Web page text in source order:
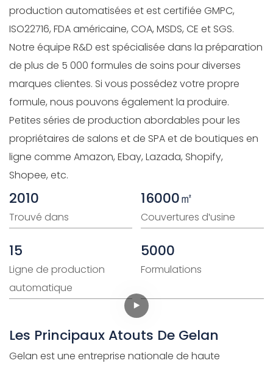
production automatisées et est certifiée GMPC,
ISO22716, FDA américaine, COA, MSDS, CE et SGS.
Notre équipe R&D est spécialisée dans la préparation
de plus de 5 000 formules de soins pour diverses
marques clientes. Si vous possédez votre propre
formule, nous pouvons également la produire.
Petites séries de production abordables pour les
propriétaires de salons et de SPA et de boutiques en
ligne comme Amazon, Ebay, Lazada, Shopify,
Shopee, etc.
2010
Trouvé dans
16000㎡
Couvertures d'usine
15
Ligne de production
automatique
5000
Formulations
Les Principaux Atouts De Gelan
Gelan est une entreprise nationale de haute